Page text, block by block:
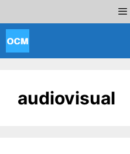
al
contenido
audiovisual